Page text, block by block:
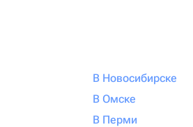
В Новосибирске
В Омске
В Перми